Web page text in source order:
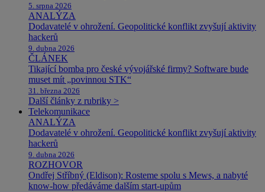
5. srpna 2026
ANALÝZA
Dodavatelé v ohrožení. Geopolitické konflikt zvyšují aktivity
hackerů
9. dubna 2026
ČLÁNEK
Tikající bomba pro české vývojářské firmy? Software bude
muset mít „povinnou STK“
31. března 2026
Další články z rubriky >
Telekomunikace
ANALÝZA
Dodavatelé v ohrožení. Geopolitické konflikt zvyšují aktivity
hackerů
9. dubna 2026
ROZHOVOR
Ondřej Stříbný (Eldison): Rosteme spolu s Mews, a nabyté
know-how předáváme dalším start-upům